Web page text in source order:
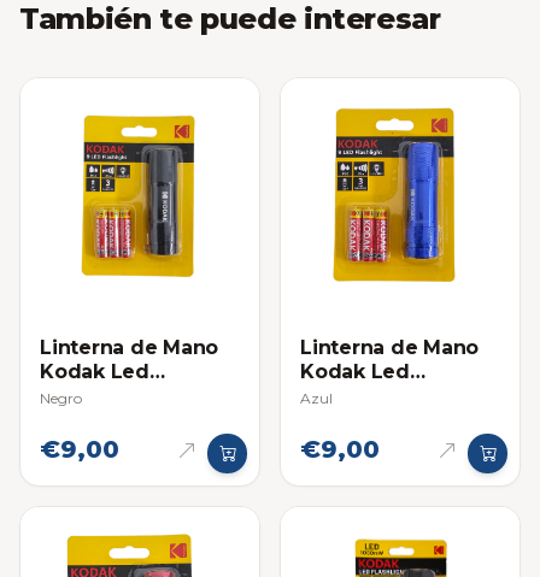
También te puede interesar
Linterna de Mano
Kodak Led
Flashlight 9 con
Negro
€9,00
Linterna de Mano
Kodak Led
Flashlight 9 con
Azul
€9,00